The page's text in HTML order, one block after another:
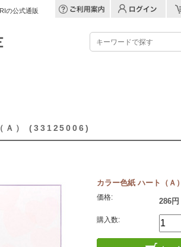
の公式通販
Ａ） (33125006)
カラー色紙 ハート（Ａ
価格: 286
購入数: